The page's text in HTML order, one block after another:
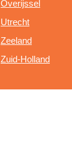
Overijssel
Utrecht
Zeeland
Zuid-Holland